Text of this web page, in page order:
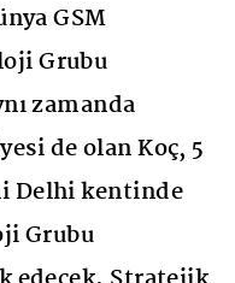
GSM
Grubu
zamanda
de olan Koç, 5
Delhi kentinde
Grubu